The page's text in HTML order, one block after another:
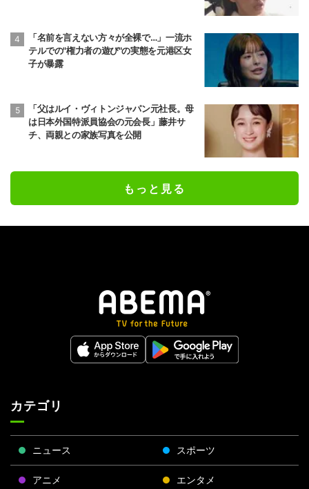
「名前を言えない方々が全裸で…」一流ホ
テルでの"権力者の遊び"の実態を元港区女
子が暴露
「父はルイ・ヴィトンジャパン元社長。母
は日本外国特派員協会の元会長」藤井サ
チ、両親との家族写真を公開
もっと見る
カテゴリ
ニュース スポーツ
アニメ エンタメ